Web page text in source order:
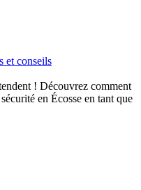
et conseils
! Découvrez comment
en Écosse en tant que